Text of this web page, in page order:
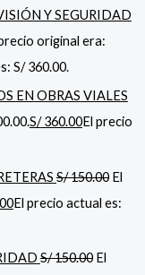
Y SEGURIDAD
original era:
S/ 360.00.
EN OBRAS VIALES
S/360.00El precio
S/150.00 El
El precio actual es:
S/150.00 El